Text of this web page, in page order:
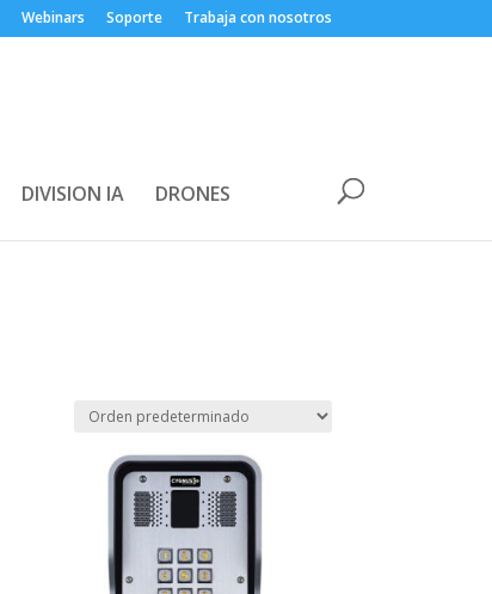
Webinars Soporte Trabaja con nosotros
DIVISION IA DRONES